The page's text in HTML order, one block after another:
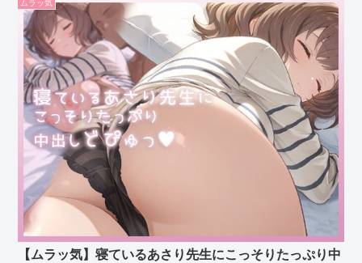
ムラッ気
【ムラッ気】寝ているあさり先生にこっそりたっぷり中